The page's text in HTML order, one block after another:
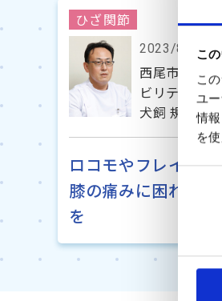
こ
こ
ユ
情
を
同
択
ひざ関節
2023/8/18
西尾市民病
ビリテーシ
犬飼 規夫 先
ロコモやフレイル
膝の痛みに困れば早
を